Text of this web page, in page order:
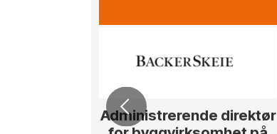
Administrerende direktør